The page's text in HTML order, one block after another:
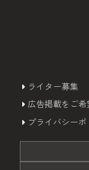
ライター募集
広告掲載をご希
プライバシーポ